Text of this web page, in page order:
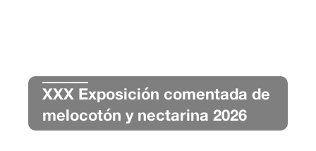
XXX Exposición comentada de
melocotón y nectarina 2026